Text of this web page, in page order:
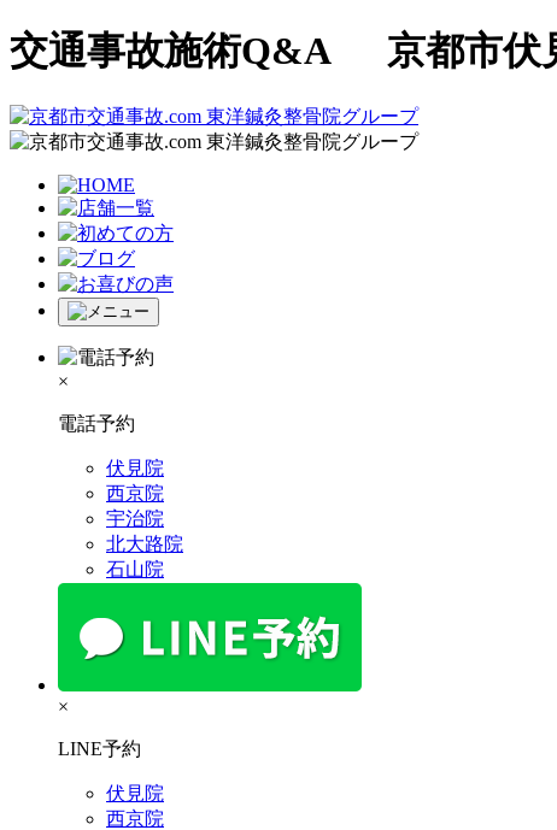
交通事故施術Q&A 京都市伏
×
電話予約
伏見院
西京院
宇治院
北大路院
石山院
×
LINE予約
伏見院
西京院